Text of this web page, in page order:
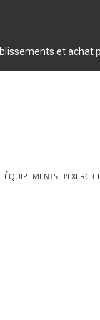
et achat
ÉQUIPEMENTS